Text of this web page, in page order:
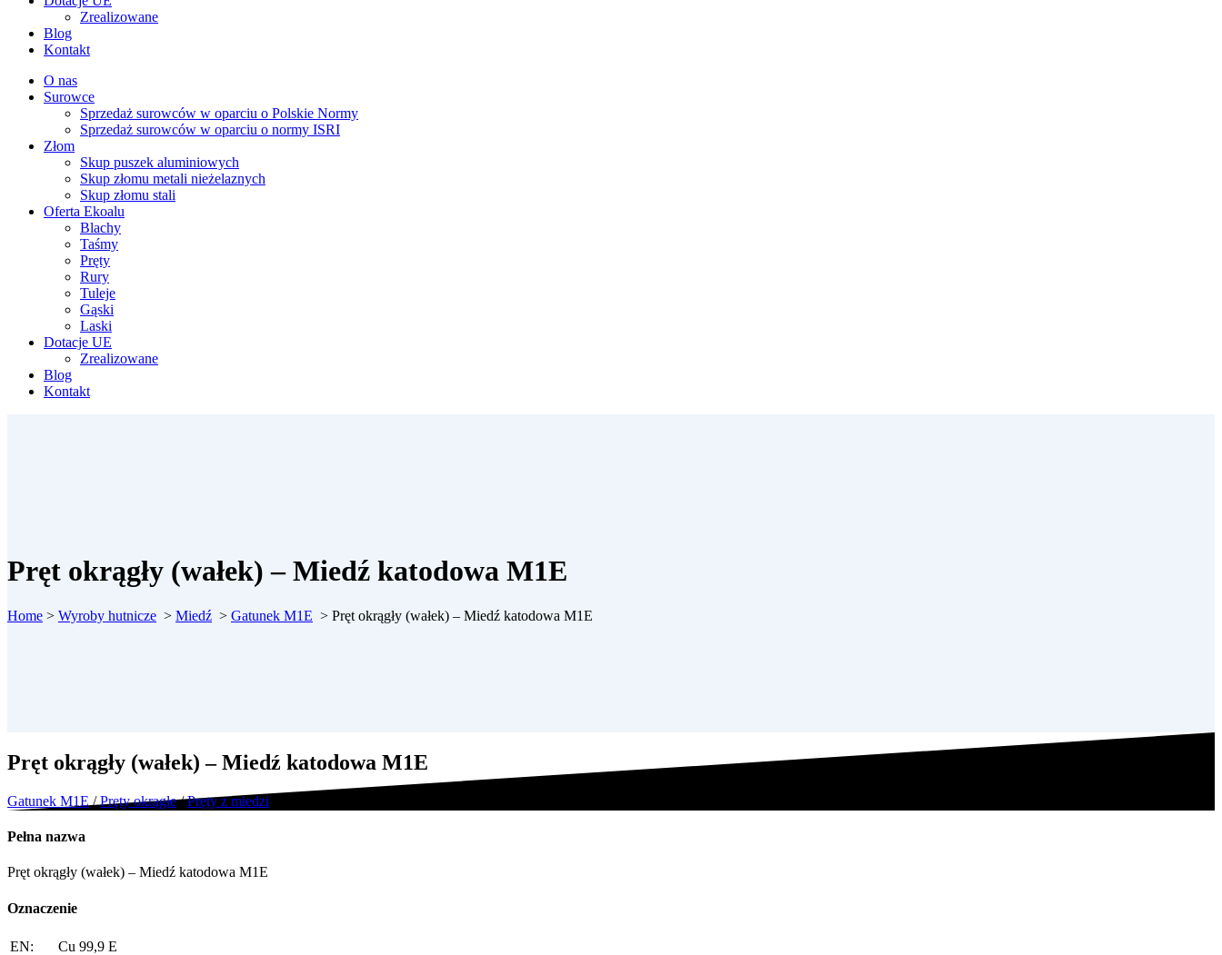
Zrealizowane
Blog
Kontakt
O nas
Surowce
Sprzedaż surowców w oparciu o Polskie Normy
Sprzedaż surowców w oparciu o normy ISRI
Złom
Skup puszek aluminiowych
Skup złomu metali nieżelaznych
Skup złomu stali
Oferta Ekoalu
Blachy
Taśmy
Pręty
Rury
Tuleje
Gąski
Laski
Dotacje UE
Zrealizowane
Blog
Kontakt
Pręt okrągły (wałek) – Miedź katodowa M1E
Home > Wyroby hutnicze > Miedź > Gatunek M1E > Pręt okrągły (wałek) – Miedź katodowa M1E
Pręt okrągły (wałek) – Miedź katodowa M1E
Gatunek M1E /Pręty okrągłe/Pręty z miedzi
Pełna nazwa
Pręt okrągły (wałek) – Miedź katodowa M1E
Oznaczenie
EN:
Cu 99,9 E